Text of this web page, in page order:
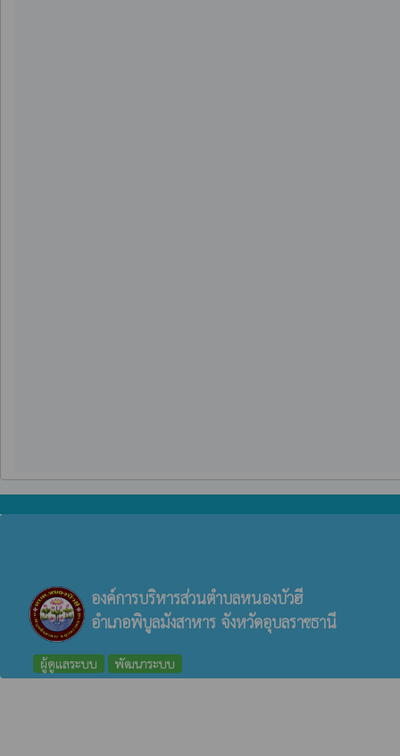
องค์การบริหารส่วนตำบลหนองบัวฮี
อำเภอพิบูลมังสาหาร จังหวัดอุบลราชธานี
ผู้ดูแลระบบ พัฒนาระบบ